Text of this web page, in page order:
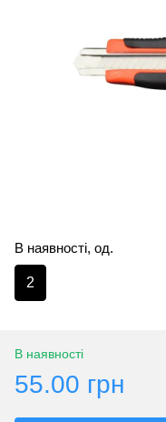
В наявності, од.
2
В наявності
55.00 грн